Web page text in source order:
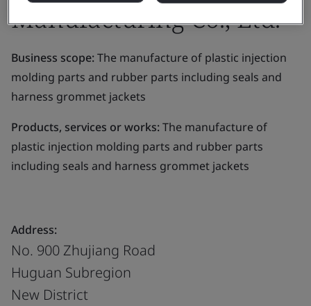
Manufacturing Co., Ltd.
Business scope:The manufacture of plastic injection
molding parts and rubber parts including seals and
harness grommet jackets
Products, services or works:The manufacture of
plastic injection molding parts and rubber parts
including seals and harness grommet jackets
Address:
No. 900 Zhujiang Road
Huguan Subregion
New District